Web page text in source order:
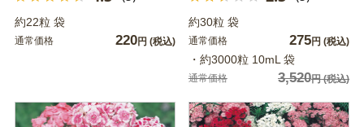
約22粒 袋
通常価格 220円 (税込)
約30粒 袋
通常価格 275円 (税込)
・約3000粒 10mL 袋
通常価格 3,520円(税込)